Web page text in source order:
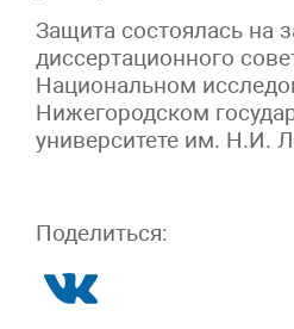
Защита состоялась на
диссертационного
Национальном
Нижегородском
университете им. Н.И.
Поделиться: